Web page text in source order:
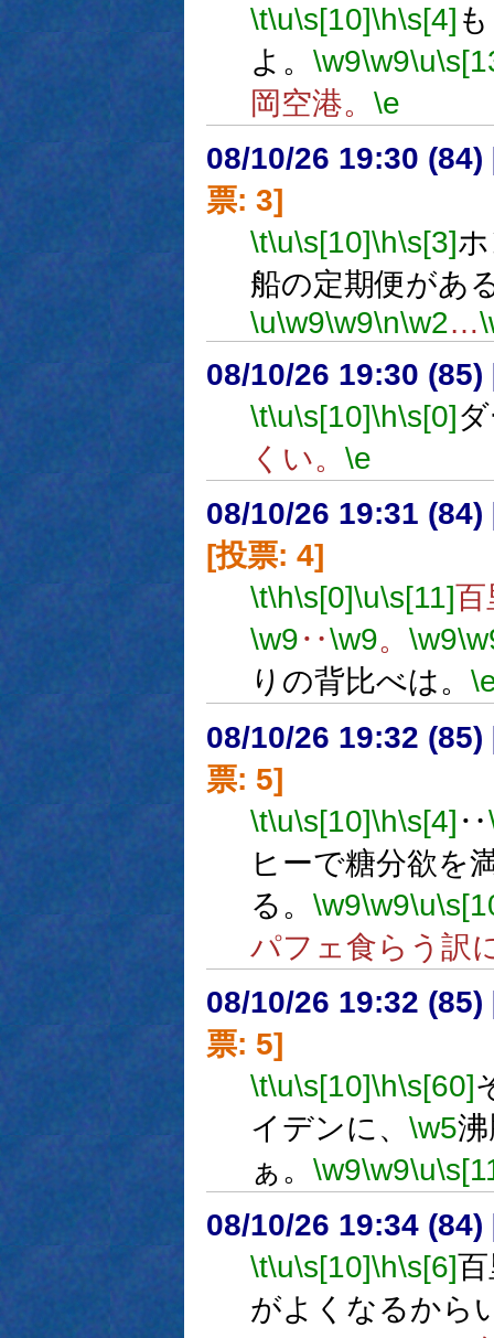
\t\u\s[10]\h\s[4]
よ。 \w9\w9\u
岡空港。 \e
08/10/26 19:30 (84)
票: 3]
\t\u\s[10]\h\s[3]
船の定期便があ
\u\w9\w9\n\w2…
08/10/26 19:30 (85)
\t\u\s[10]\h\s[0]
くい。 \e
08/10/26 19:31 (84)
[投票: 4]
\t\h\s[0]\u\s[11]百
\w9‥\w9。 \w9
りの背比べは。
08/10/26 19:32 (85)
票: 5]
\t\u\s[10]\h\s[4] ‥
ヒーで糖分欲を
る。 \w9\w9\u
パフェ食らう訳
08/10/26 19:32 (85)
票: 5]
\t\u\s[10]\h\s[60]
イデンに、 \w5
ぁ。 \w9\w9\u
08/10/26 19:34 (84)
\t\u\s[10]\h\s[6]
がよくなるから